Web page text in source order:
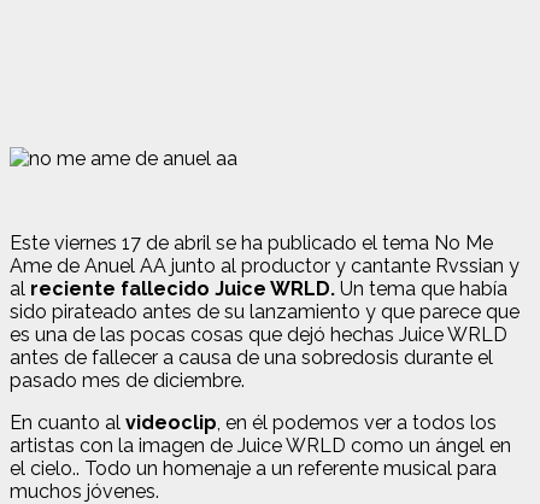
Este viernes 17 de abril se ha publicado el tema No Me
Ame de Anuel AA junto al productor y cantante Rvssian y
al reciente fallecido Juice WRLD. Un tema que había
sido pirateado antes de su lanzamiento y que parece que
es una de las pocas cosas que dejó hechas Juice WRLD
antes de fallecer a causa de una sobredosis durante el
pasado mes de diciembre.
En cuanto al videoclip, en él podemos ver a todos los
artistas con la imagen de Juice WRLD como un ángel en
el cielo.. Todo un homenaje a un referente musical para
muchos jóvenes.